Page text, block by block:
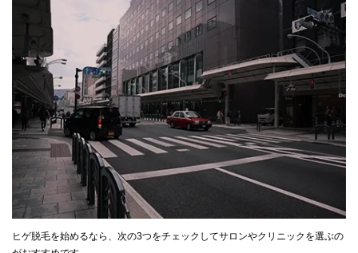
ヒゲ脱毛を始めるなら、次の3つをチェックしてサロンやクリニックを選ぶの